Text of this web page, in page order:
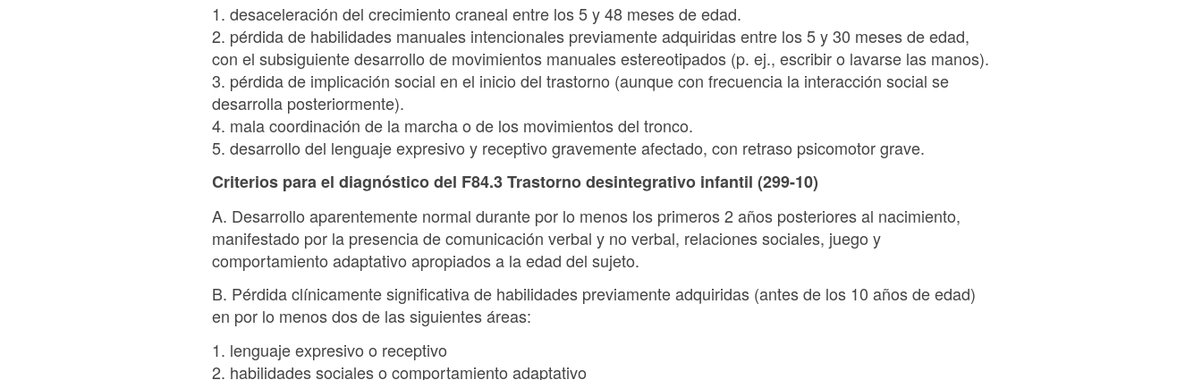
1. desaceleración del crecimiento craneal entre los 5 y 48 meses de edad.
2. pérdida de habilidades manuales intencionales previamente adquiridas entre los 5 y 30 meses de edad,
con el subsiguiente desarrollo de movimientos manuales estereotipados (p. ej., escribir o lavarse las manos).
3. pérdida de implicación social en el inicio del trastorno (aunque con frecuencia la interacción social se
desarrolla posteriormente).
4. mala coordinación de la marcha o de los movimientos del tronco.
5. desarrollo del lenguaje expresivo y receptivo gravemente afectado, con retraso psicomotor grave.
Criterios para el diagnóstico del F84.3 Trastorno desintegrativo infantil (299-10)
A. Desarrollo aparentemente normal durante por lo menos los primeros 2 años posteriores al nacimiento,
manifestado por la presencia de comunicación verbal y no verbal, relaciones sociales, juego y
comportamiento adaptativo apropiados a la edad del sujeto.
B. Pérdida clínicamente significativa de habilidades previamente adquiridas (antes de los 10 años de edad)
en por lo menos dos de las siguientes áreas:
1. lenguaje expresivo o receptivo
2. habilidades sociales o comportamiento adaptativo